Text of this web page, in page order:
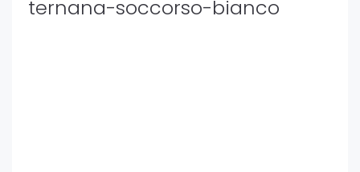
ternana-soccorso-bianco